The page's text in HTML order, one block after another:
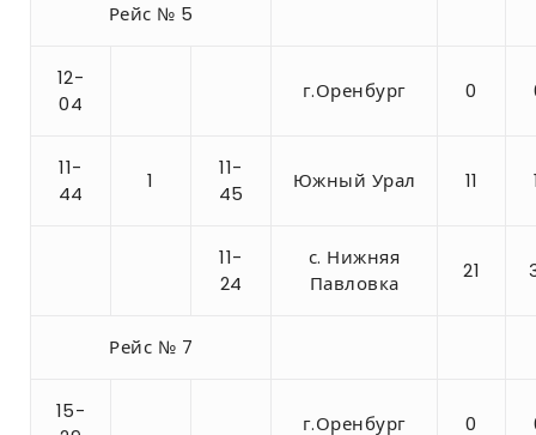
Рейс № 5
12-
04
г.Оренбург 0
11-
44
1
11-
45
Южный Урал 11
11-
24
с. Нижняя
Павловка
21
Рейс № 7
15-
г.Оренбург 0